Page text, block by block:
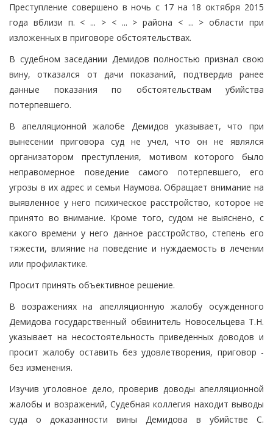
Преступление совершено в ночь с 17 на 18 октября 2015
года вблизи п. < ... > < ... > района < ... > области при
изложенных в приговоре обстоятельствах.
В судебном заседании Демидов полностью признал свою
вину, отказался от дачи показаний, подтвердив ранее
данные показания по обстоятельствам убийства
потерпевшего.
В апелляционной жалобе Демидов указывает, что при
вынесении приговора суд не учел, что он не являлся
организатором преступления, мотивом которого было
неправомерное поведение самого потерпевшего, его
угрозы в их адрес и семьи Наумова. Обращает внимание на
выявленное у него психическое расстройство, которое не
принято во внимание. Кроме того, судом не выяснено, с
какого времени у него данное расстройство, степень его
тяжести, влияние на поведение и нуждаемость в лечении
или профилактике.
Просит принять объективное решение.
В возражениях на апелляционную жалобу осужденного
Демидова государственный обвинитель Новосельцева Т.Н.
указывает на несостоятельность приведенных доводов и
просит жалобу оставить без удовлетворения, приговор -
без изменения.
Изучив уголовное дело, проверив доводы апелляционной
жалобы и возражений, Судебная коллегия находит выводы
суда о доказанности вины Демидова в убийстве С.